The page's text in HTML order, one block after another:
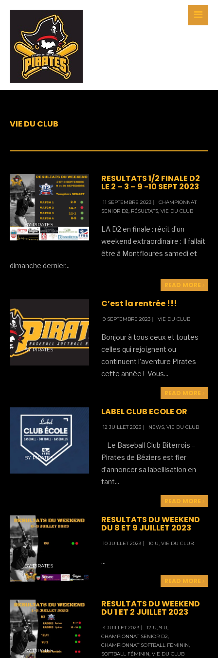
VIE DU CLUB
BY PIRATES
RESULTATS 1/2 FINALE D2
LE 2 – 3 – 9 -10 SEPT 2023
11 SEPTEMBRE 2023 |
CHAMPIONNAT
SENIOR D2, RÉSULTATS,VIE DU CLUB
LA D2 en finale : récit d’un
weekend extraordinaire : Il fallait
être à Montfloures samedi et
dimanche dernier...
READ MORE
BYPIRATES
C’est la rentrée !!!
9 SEPTEMBRE 2023 | VIE DU CLUB
Bonjour à tous ceux et toutes
celles qui rejoignent ou
continuent l’aventure Pirates
cette année ! Vous...
READ MORE
BY PIRATES
LABEL CLUB ECOLE OR
12 JUILLET 2023 | NEWS,VIE DU CLUB
Le Baseball Club Biterrois –
Pirates de Béziers est fier
d’annoncer sa labellisation en
tant...
READ MORE
BYPIRATES
RESULTATS DU WEEKEND
DU 8 ET 9 JUILLET 2023
10 JUILLET 2023 | 10 U,VIE DU CLUB
...
READ MORE
BYPIRATES
RESULTATS DU WEEKEND
DU 1 ET 2 JUILLET 2023
4 JUILLET 2023 12 U,9 U,
CHAMPIONNAT SENIOR D2,
CHAMPIONNAT SOFTBALL FÉMININ,
SOFTBALL FÉMININ,VIE DU CLUB